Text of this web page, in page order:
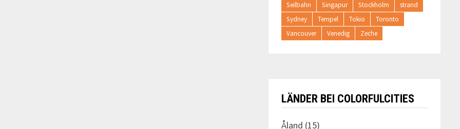
Seilbahn
Singapur Stockholm
strand
Sydney
Tempel Tokio
Toronto
Vancouver
Venedig Zeche
LÄNDER BEI COLORFULCITIES
Åland (15)